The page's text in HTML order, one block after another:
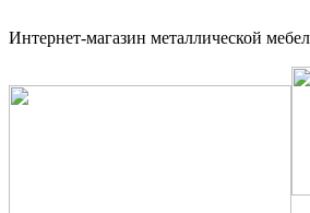
Интернет-магазин металлической